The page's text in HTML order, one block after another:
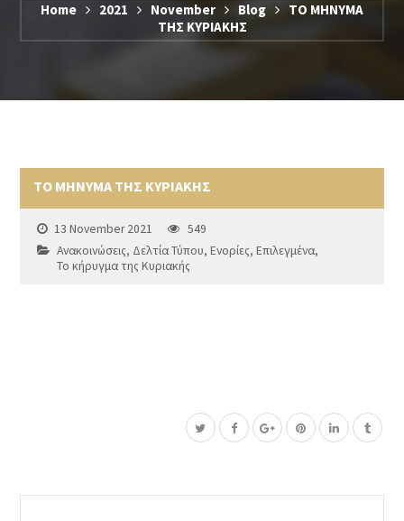
Home 2021 November Blog
ΤΟ ΜΗΝΥΜΑ
ΤΗΣ ΚΥΡΙΑΚΗΣ
ΤΟ ΜΗΝΥΜΑ ΤΗΣ ΚΥΡΙΑΚΗΣ
13 November 2021
549
Ανακοινώσεις, Δελτία Τύπου,Ενορίες,Επιλεγμένα,
Το κήρυγμα της Κυριακής